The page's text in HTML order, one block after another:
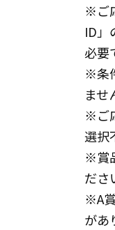
※ご
ID」
必要
※条
ませ
※ご
選択
※賞
ださ
※A
があ